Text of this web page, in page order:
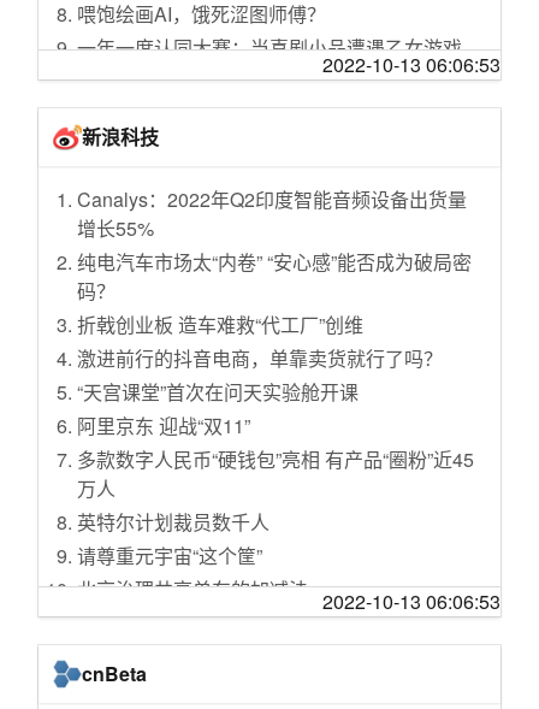
新一季桌面分享：索尼INZONE M9电竞显示器
极空间 Z4S 体验：影视信息搜刮 + AI 相册管理
+ 全局内网穿透，玩转 NAS 从未如此简单
H3C NX54路由器售后体验。
852.62亿元
监管部门要求财险公司进一步加强和改进合规
管理工作
今世缘：前三季度预计净利润同比增22.53%左
右
喂饱绘画AI，饿死涩图师傅？
一年一度认同大赛：当喜剧小品遭遇乙女游戏
填补高铁“留白”，西部城市格局要变了？
一号难求的黑眼圈门诊，医生：90% 时间用来
陪患者聊天
量子革命众生相：诺奖、融资、科研、收割、
行骗……
张维迎：中国不能错过未来十年
秋天的农贸市场，是诠释人间滋味的浮世绘
保守的技艺
“你既不是记者又不是官，凭什么管这么宽”：中
国县城两类精英的困境
在中国，还有比卖方证券研究更差的商业模式
吗？
@燕子堡BBQ学徒Ray：我用臭豆腐和腐乳把牛
排熟成了，结果竟产生了质的变化！//@摸鱼大
学生Z：用臭豆腐的那块从气味到味道都变成了
臭豆腐，用腐乳那块从质感到味道都变成了熏
肉…红方还是好吃的，青方的味道还是太恐怖
了…
网红独臂猴被老太投喂十多年，羊祜殿回应：
2022-10-13 06:06:53
新浪科技
Canalys：2022年Q2印度智能音频设备出货量
增长55%
纯电汽车市场太“内卷” “安心感”能否成为破局密
码？
折戟创业板 造车难救“代工厂”创维
激进前行的抖音电商，单靠卖货就行了吗？
“天宫课堂”首次在问天实验舱开课
阿里京东 迎战“双11”
多款数字人民币“硬钱包”亮相 有产品“圈粉”近45
万人
英特尔计划裁员数千人
请尊重元宇宙“这个筐”
北京治理共享单车的加减法
推线上艺术课 互联网公司入局老年教育
“天价”头显撑得起Meta的元宇宙吗
2022-10-13 06:06:53
cnBeta